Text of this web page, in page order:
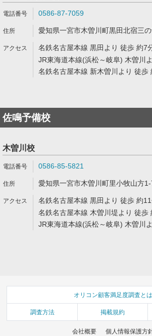
0586-87-7059
愛知県一宮市木曽川町黒田北宿三
名鉄名古屋本線 黒田より 徒歩 約7
JR東海道本線(浜松～岐阜) 木曽川
名鉄名古屋本線 新木曽川より 徒歩
佐鳴予備校
木曽川校
0586-85-5821
愛知県一宮市木曽川町里小牧山方1-
名鉄名古屋本線 黒田より 徒歩 約
名鉄名古屋本線 木曽川堤より 徒歩
JR東海道本線(浜松～岐阜) 木曽川
オリコン顧客満足度調査とは
調査方法 掲載規約
会社概要 個人情報保護方